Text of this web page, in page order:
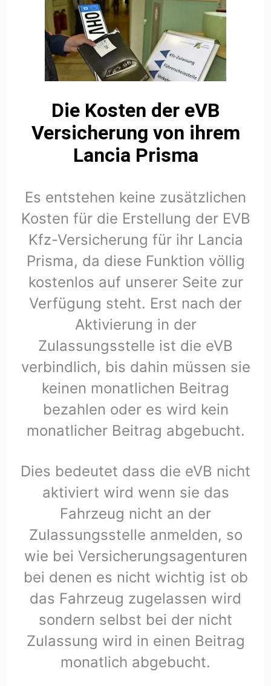
Die Kosten der eVB
Versicherung von ihrem
Lancia Prisma
Es entstehen keine zusätzlichen
Kosten für die Erstellung der EVB
Kfz-Versicherung für ihr Lancia
Prisma, da diese Funktion völlig
kostenlos auf unserer Seite zur
Verfügung steht. Erst nach der
Aktivierung in der
Zulassungsstelle ist die eVB
verbindlich, bis dahin müssen sie
keinen monatlichen Beitrag
bezahlen oder es wird kein
monatlicher Beitrag abgebucht.
Dies bedeutet dass die eVB nicht
aktiviert wird wenn sie das
Fahrzeug nicht an der
Zulassungsstelle anmelden, so
wie bei Versicherungsagenturen
bei denen es nicht wichtig ist ob
das Fahrzeug zugelassen wird
sondern selbst bei der nicht
Zulassung wird in einen Beitrag
monatlich abgebucht.